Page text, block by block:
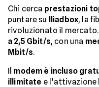
Chi cerca prestazioni
puntare su Iliadbox, la
rivoluzionato il mercato.
a 2,5 Gbit/s, con una
Mbit/s.
Il modem è incluso
illimitate e